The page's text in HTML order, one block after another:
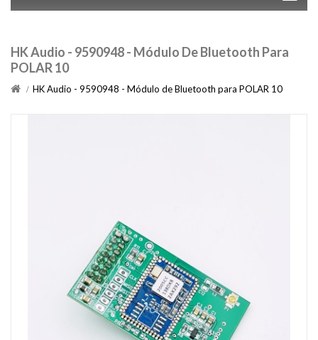
HK Audio - 9590948 - Módulo De Bluetooth Para
POLAR 10
HK Audio - 9590948 - Módulo de Bluetooth para POLAR 10